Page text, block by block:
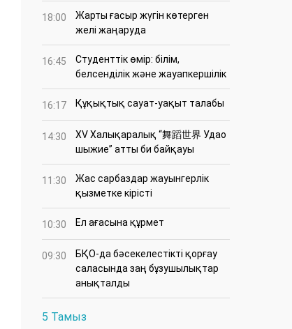
18:00
Жарты ғасыр жүгін көтерген
желі жаңаруда
16:45
Студенттік өмір: білім,
белсенділік және жауапкершілік
16:17 Құқықтық сауат-уақыт талабы
14:30
XV Халықаралық “舞蹈世界 Удао
шыжие” атты би байқауы
11:30
Жас сарбаздар жауынгерлік
қызметке кірісті
10:30 Ел ағасына құрмет
09:30
БҚО-да бәсекелестікті қорғау
саласында заң бұзушылықтар
анықталды
5 Тамыз